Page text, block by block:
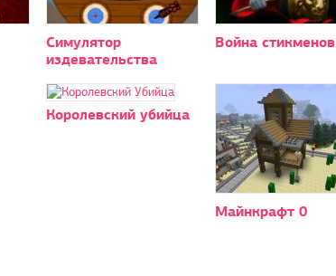
Симулятор
издевательства
Война стикменов
Королевский убийца
Майнкрафт 0